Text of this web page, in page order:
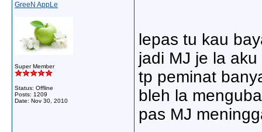
GreeN AppLe
Super Member
Status: Offline
Posts: 1209
Date: Nov 30, 2010
lepas tu kau
jadi MJ je la
tp peminat
bleh la
pas MJ